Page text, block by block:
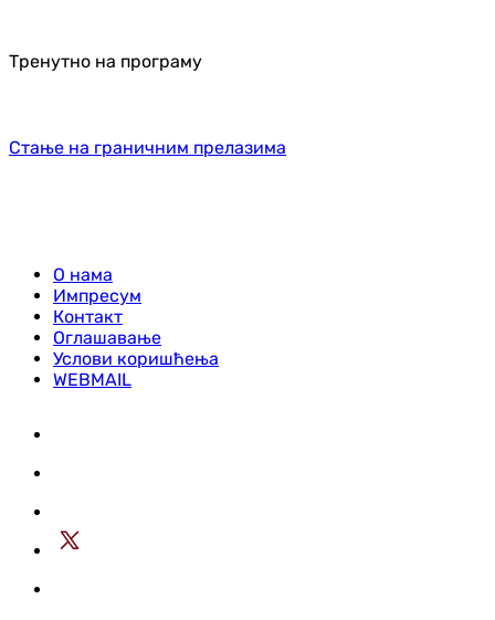
Тренутно на програму
Стање на граничним прелазима
О нама
Импресум
Контакт
Оглашавање
Услови коришћења
WEBMAIL